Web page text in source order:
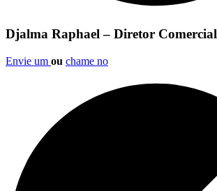
Djalma Raphael – Diretor Comercial
Envie um ou chame no